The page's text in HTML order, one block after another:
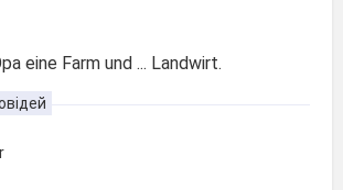
eine Farm und ... Landwirt.